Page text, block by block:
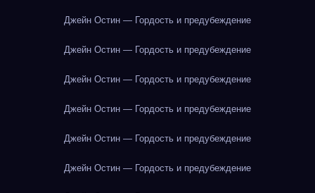
Джейн Остин — Гордость и предубеждение
Джейн Остин — Гордость и предубеждение
Джейн Остин — Гордость и предубеждение
Джейн Остин — Гордость и предубеждение
Джейн Остин — Гордость и предубеждение
Джейн Остин — Гордость и предубеждение